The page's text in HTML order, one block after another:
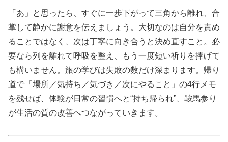
「あ」と思ったら、すぐに一歩下がって三角から離れ、合
掌して静かに謝意を伝えましょう。大切なのは自分を責め
ることではなく、次は丁寧に向き合うと決め直すこと。必
要なら列を離れて呼吸を整え、もう一度短い祈りを捧げて
も構いません。旅の学びは失敗の数だけ深まります。帰り
道で「場所／気持ち／気づき／次にやること」の4行メモ
を残せば、体験が日常の習慣へと“持ち帰られ”、鞍馬参り
が生活の質の改善へつながっていきます。